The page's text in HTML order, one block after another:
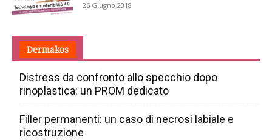
26 Giugno 2018
Dermakos
Distress da confronto allo specchio dopo
rinoplastica: un PROM dedicato
Filler permanenti: un caso di necrosi labiale e
ricostruzione